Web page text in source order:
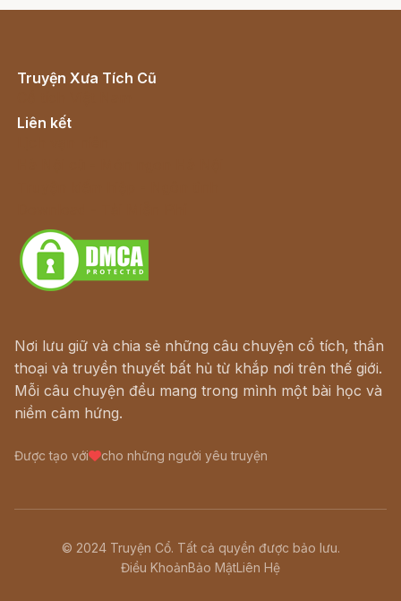
Truyện Xưa Tích Cũ
Liên kết
Nơi lưu giữ và chia sẻ những câu chuyện cổ tích, thần
thoại và truyền thuyết bất hủ từ khắp nơi trên thế giới.
Mỗi câu chuyện đều mang trong mình một bài học và
niềm cảm hứng.
Được tạo với cho những người yêu truyện
© 2024 Truyện Cổ. Tất cả quyền được bảo lưu.
Điều KhoảnBảo MậtLiên Hệ